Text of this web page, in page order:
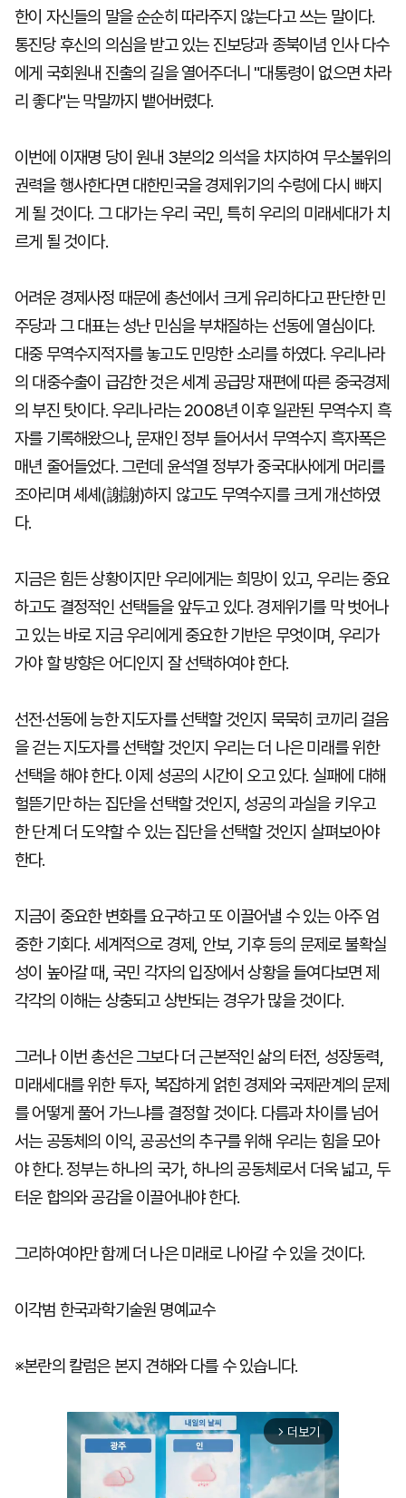
한이 자신들의 말을 순순히 따라주지 않는다고 쓰는 말이다.
통진당 후신의 의심을 받고 있는 진보당과 종북이념 인사 다수
에게 국회원내 진출의 길을 열어주더니 "대통령이 없으면 차라
리 좋다"는 막말까지 뱉어버렸다.
이번에 이재명 당이 원내 3분의2 의석을 차지하여 무소불위의
권력을 행사한다면 대한민국을 경제위기의 수렁에 다시 빠지
게 될 것이다. 그 대가는 우리 국민, 특히 우리의 미래세대가 치
르게 될 것이다.
어려운 경제사정 때문에 총선에서 크게 유리하다고 판단한 민
주당과 그 대표는 성난 민심을 부채질하는 선동에 열심이다.
대중 무역수지적자를 놓고도 민망한 소리를 하였다. 우리나라
의 대중수출이 급감한 것은 세계 공급망 재편에 따른 중국경제
의 부진 탓이다. 우리나라는 2008년 이후 일관된 무역수지 흑
자를 기록해왔으나, 문재인 정부 들어서서 무역수지 흑자폭은
매년 줄어들었다. 그런데 윤석열 정부가 중국대사에게 머리를
조아리며 셰셰(謝謝)하지 않고도 무역수지를 크게 개선하였
다.
지금은 힘든 상황이지만 우리에게는 희망이 있고, 우리는 중요
하고도 결정적인 선택들을 앞두고 있다. 경제위기를 막 벗어나
고 있는 바로 지금 우리에게 중요한 기반은 무엇이며, 우리가
가야 할 방향은 어디인지 잘 선택하여야 한다.
선전·선동에 능한 지도자를 선택할 것인지 묵묵히 코끼리 걸음
을 걷는 지도자를 선택할 것인지 우리는 더 나은 미래를 위한
선택을 해야 한다. 이제 성공의 시간이 오고 있다. 실패에 대해
헐뜯기만 하는 집단을 선택할 것인지, 성공의 과실을 키우고
한 단계 더 도약할 수 있는 집단을 선택할 것인지 살펴보아야
한다.
지금이 중요한 변화를 요구하고 또 이끌어낼 수 있는 아주 엄
중한 기회다. 세계적으로 경제, 안보, 기후 등의 문제로 불확실
성이 높아갈 때, 국민 각자의 입장에서 상황을 들여다보면 제
각각의 이해는 상충되고 상반되는 경우가 많을 것이다.
그러나 이번 총선은 그보다 더 근본적인 삶의 터전, 성장동력,
미래세대를 위한 투자, 복잡하게 얽힌 경제와 국제관계의 문제
를 어떻게 풀어 가느냐를 결정할 것이다. 다름과 차이를 넘어
서는 공동체의 이익, 공공선의 추구를 위해 우리는 힘을 모아
야 한다. 정부는 하나의 국가, 하나의 공동체로서 더욱 넓고, 두
터운 합의와 공감을 이끌어내야 한다.
그리하여야만 함께 더 나은 미래로 나아갈 수 있을 것이다.
이각범 한국과학기술원 명예교수
※본란의 칼럼은 본지 견해와 다를 수 있습니다.
arrow_forward_ios 더보기